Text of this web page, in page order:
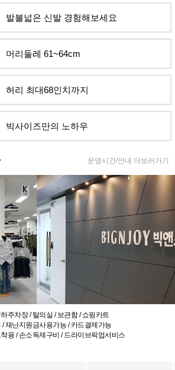
발볼넓은 신발 경험해보세요
머리둘레 61~64cm
허리 최대68인치까지
빅사이즈만의 노하우
운영시간/안내 더보러가기
주차장 / 탈의실 / 보관함 / 쇼핑카트
/ 재난지원금사용가능 / 카드결제가능
용 / 손소독제구비 / 드라이브픽업서비스